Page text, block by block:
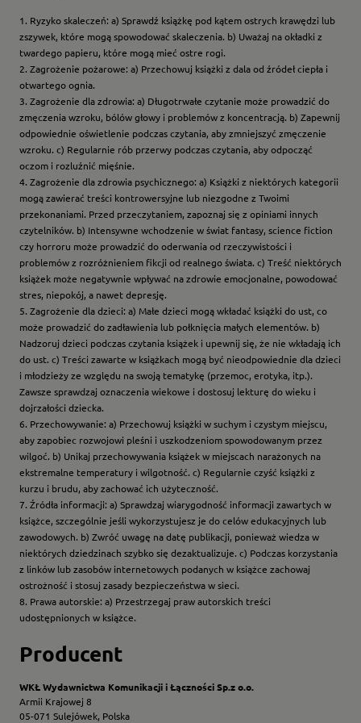
1. Ryzyko skaleczeń: a) Sprawdź książkę pod kątem ostrych krawędzi lub
zszywek, które mogą spowodować skaleczenia. b) Uważaj na okładki z
twardego papieru, które mogą mieć ostre rogi.
2. Zagrożenie pożarowe: a) Przechowuj książki z dala od źródeł ciepła i
otwartego ognia.
3. Zagrożenie dla zdrowia: a) Długotrwałe czytanie może prowadzić do
zmęczenia wzroku, bólów głowy i problemów z koncentracją. b) Zapewnij
odpowiednie oświetlenie podczas czytania, aby zmniejszyć zmęczenie
wzroku. c) Regularnie rób przerwy podczas czytania, aby odpocząć
oczom i rozluźnić mięśnie.
4. Zagrożenie dla zdrowia psychicznego: a) Książki z niektórych kategorii
mogą zawierać treści kontrowersyjne lub niezgodne z Twoimi
przekonaniami. Przed przeczytaniem, zapoznaj się z opiniami innych
czytelników. b) Intensywne wchodzenie w świat fantasy, science fiction
czy horroru może prowadzić do oderwania od rzeczywistości i
problemów z rozróżnieniem fikcji od realnego świata. c) Treść niektórych
książek może negatywnie wpływać na zdrowie emocjonalne, powodować
stres, niepokój, a nawet depresję.
5. Zagrożenie dla dzieci: a) Małe dzieci mogą wkładać książki do ust, co
może prowadzić do zadławienia lub połknięcia małych elementów. b)
Nadzoruj dzieci podczas czytania książek i upewnij się, że nie wkładają ich
do ust. c) Treści zawarte w książkach mogą być nieodpowiednie dla dzieci
i młodzieży ze względu na swoją tematykę (przemoc, erotyka, itp.).
Zawsze sprawdzaj oznaczenia wiekowe i dostosuj lekturę do wieku i
dojrzałości dziecka.
6. Przechowywanie: a) Przechowuj książki w suchym i czystym miejscu,
aby zapobiec rozwojowi pleśni i uszkodzeniom spowodowanym przez
wilgoć. b) Unikaj przechowywania książek w miejscach narażonych na
ekstremalne temperatury i wilgotność. c) Regularnie czyść książki z
kurzu i brudu, aby zachować ich użyteczność.
7. Źródła informacji: a) Sprawdzaj wiarygodność informacji zawartych w
książce, szczególnie jeśli wykorzystujesz je do celów edukacyjnych lub
zawodowych. b) Zwróć uwagę na datę publikacji, ponieważ wiedza w
niektórych dziedzinach szybko się dezaktualizuje. c) Podczas korzystania
z linków lub zasobów internetowych podanych w książce zachowaj
ostrożność i stosuj zasady bezpieczeństwa w sieci.
8. Prawa autorskie: a) Przestrzegaj praw autorskich treści
udostępnionych w książce.
Producent
WKŁ Wydawnictwa Komunikacji i Łączności Sp.z o.o.
Armii Krajowej 8
05-071 Sulejówek, Polska